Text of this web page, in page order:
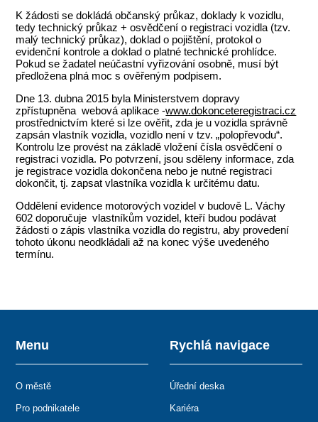
K žádosti se dokládá občanský průkaz, doklady k vozidlu,
tedy technický průkaz + osvědčení o registraci vozidla (tzv.
malý technický průkaz), doklad o pojištění, protokol o
evidenční kontrole a doklad o platné technické prohlídce.
Pokud se žadatel neúčastní vyřizování osobně, musí být
předložena plná moc s ověřeným podpisem.
Dne 13. dubna 2015 byla Ministerstvem dopravy
zpřístupněna webová aplikace -www.dokonceteregistraci.cz
prostřednictvím které si lze ověřit, zda je u vozidla správně
zapsán vlastník vozidla, vozidlo není v tzv. „polopřevodu“.
Kontrolu lze provést na základě vložení čísla osvědčení o
registraci vozidla. Po potvrzení, jsou sděleny informace, zda
je registrace vozidla dokončena nebo je nutné registraci
dokončit, tj. zapsat vlastníka vozidla k určitému datu.
Oddělení evidence motorových vozidel v budově L. Váchy
602 doporučuje vlastníkům vozidel, kteří budou podávat
žádosti o zápis vlastníka vozidla do registru, aby provedení
tohoto úkonu neodkládali až na konec výše uvedeného
termínu.
Menu
O městě
Pro podnikatele
Rychlá navigace
Úřední deska
Kariéra